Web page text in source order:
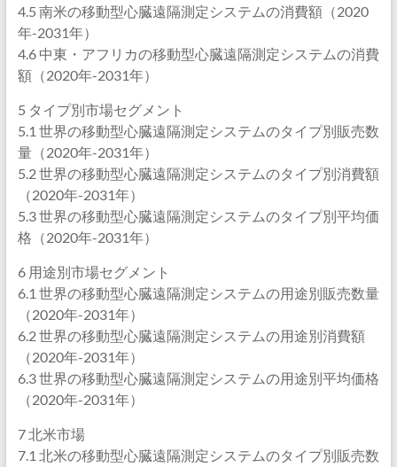
4.5 南米の移動型心臓遠隔測定システムの消費額（2020
年-2031年）
4.6 中東・アフリカの移動型心臓遠隔測定システムの消費
額（2020年-2031年）
5 タイプ別市場セグメント
5.1 世界の移動型心臓遠隔測定システムのタイプ別販売数
量（2020年-2031年）
5.2 世界の移動型心臓遠隔測定システムのタイプ別消費額
（2020年-2031年）
5.3 世界の移動型心臓遠隔測定システムのタイプ別平均価
格（2020年-2031年）
6 用途別市場セグメント
6.1 世界の移動型心臓遠隔測定システムの用途別販売数量
（2020年-2031年）
6.2 世界の移動型心臓遠隔測定システムの用途別消費額
（2020年-2031年）
6.3 世界の移動型心臓遠隔測定システムの用途別平均価格
（2020年-2031年）
7 北米市場
7.1 北米の移動型心臓遠隔測定システムのタイプ別販売数